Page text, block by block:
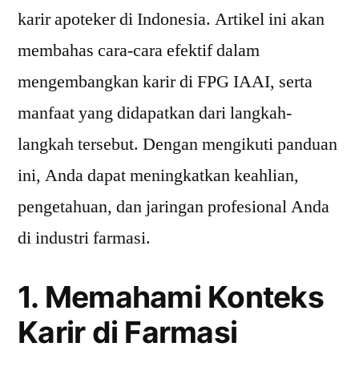
karir apoteker di Indonesia. Artikel ini akan
membahas cara-cara efektif dalam
mengembangkan karir di FPG IAAI, serta
manfaat yang didapatkan dari langkah-
langkah tersebut. Dengan mengikuti panduan
ini, Anda dapat meningkatkan keahlian,
pengetahuan, dan jaringan profesional Anda
di industri farmasi.
1. Memahami Konteks
Karir di Farmasi